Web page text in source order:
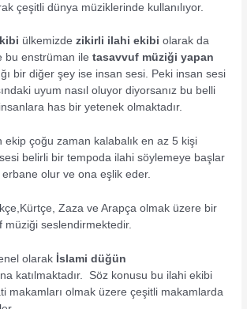
çeşitli dünya müziklerinde kullanılıyor.
ülkemizdezikirli ilahi ekibi olarak da
bu enstrüman iletasavvuf müziği yapan
bir diğer şey ise insan sesi. Peki insan sesi
uyum nasıl oluyor diyorsanız bu belli
has bir yetenek olmaktadır.
ekip çoğu zaman kalabalık en az 5 kişi
belirli bir tempoda ilahi söylemeye başlar
olur ve ona eşlik eder.
Zaza ve Arapça olmak üzere bir
müziği seslendirmektedir.
olarak İslami düğün
na katılmaktadır. Söz konusu bu ilahi ekibi
makamları olmak üzere çeşitli makamlarda